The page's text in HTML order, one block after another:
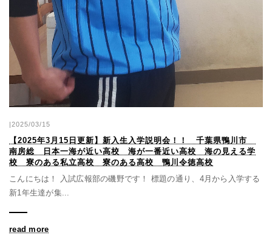
|2025/03/15
【2025年3月15日更新】新入生入学説明会！！ 千葉県鴨川市
南房総 日本一海が近い高校 海が一番近い高校 海の見える学
校 寮のある私立高校 寮のある高校 鴨川令徳高校
こんにちは！ 入試広報部の磯野です！ 標題の通り、4月から入学する
新1年生達が集...
read more